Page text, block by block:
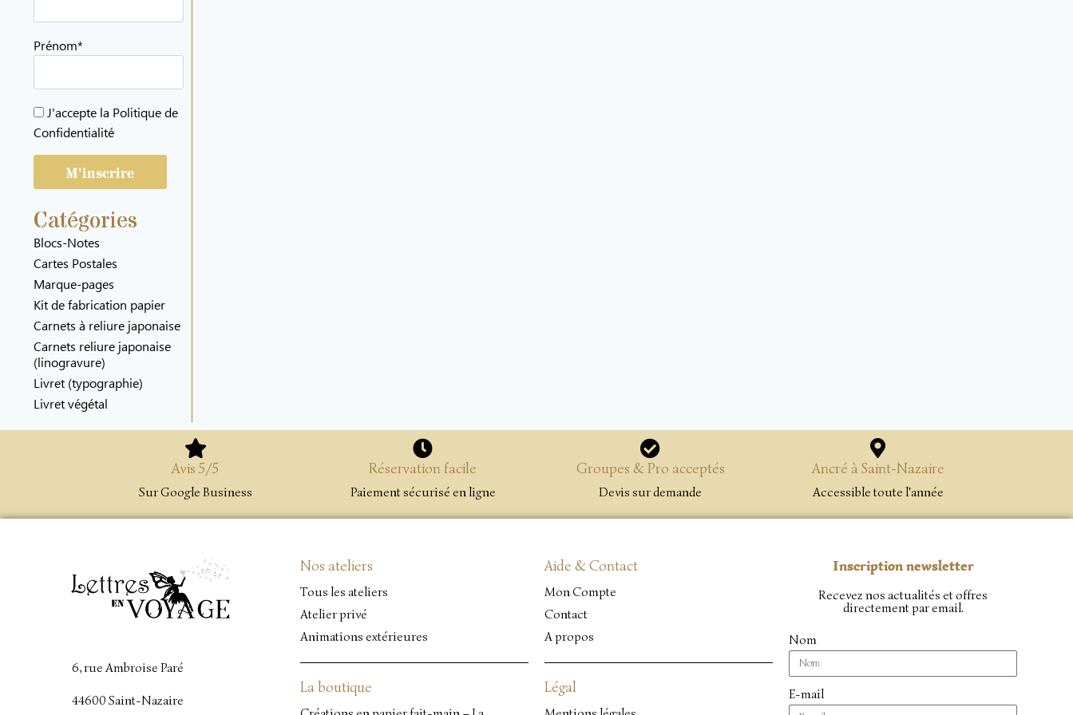
Prénom*
J'accepte la Politique de
Confidentialité
Catégories
Blocs-Notes
Cartes Postales
Marque-pages
Kit de fabrication papier
Carnets à reliure japonaise
Carnets reliure japonaise
(linogravure)
Livret (typographie)
Livret végétal
Avis 5/5
Sur Google Business
Réservation facile
Paiement sécurisé en ligne
Groupes & Pro acceptés
Devis sur demande
Ancré à Saint-Nazaire
Accessible toute l'année
6, rue Ambroise Paré
44600 Saint-Nazaire
Nos ateliers
Tous les ateliers
Atelier privé
Animations extérieures
La boutique
Aide & Contact
Mon Compte
Contact
A propos
Légal
Inscription newsletter
Recevez nos actualités et offres
directement par email.
Nom
E-mail